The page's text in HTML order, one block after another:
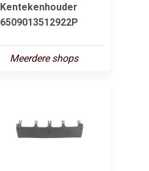
Kentekenhouder
6509013512922P
Meerdere shops